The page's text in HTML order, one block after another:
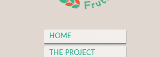
THANKS
HOME
THE PROJECT